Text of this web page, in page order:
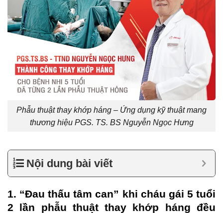
Phẫu thuật thay khớp háng – Ứng dụng kỹ thuật mang
thương hiệu PGS. TS. BS Nguyễn Ngọc Hưng
Nội dung bài viết
1. “Đau thấu tâm can” khi cháu gái 5 tuổi
2 lần phẫu thuật thay khớp háng đều